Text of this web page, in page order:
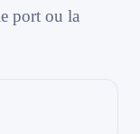
port ou la